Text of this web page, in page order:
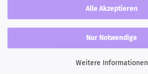
Alle Akzeptieren
Nur Notwendige
Weitere Informationen